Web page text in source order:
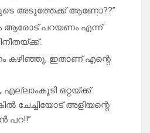
അടുത്തേക്ക് ആണോ??”
ആരോട് പറയണം എന്ന്
കഴിഞ്ഞു, ഇതാണ് എന്റെ
ഒറ്റയ്ക്ക്
ചേച്ചിയോട് അളിയന്റെ
പറ!!”